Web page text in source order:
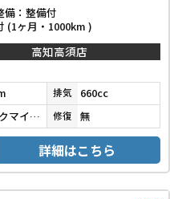
備：整備付
(1ヶ月・1000km )
高知高須店
排気 660cc
ブラックマイカメタリック 修復 無
詳細はこちら